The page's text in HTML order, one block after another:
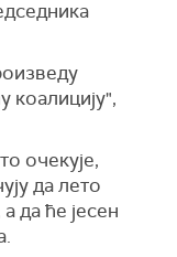
коалицију",
очекује,
да лето
да ће јесен